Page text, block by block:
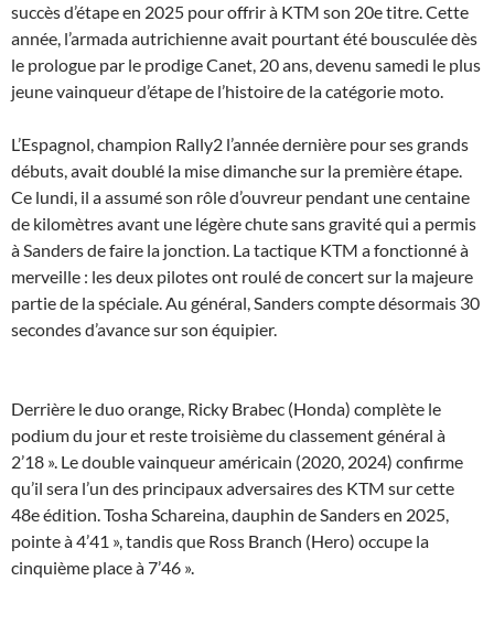
succès d’étape en 2025 pour offrir à KTM son 20e titre. Cette
année, l’armada autrichienne avait pourtant été bousculée dès
le prologue par le prodige Canet, 20 ans, devenu samedi le plus
jeune vainqueur d’étape de l’histoire de la catégorie moto.
L’Espagnol, champion Rally2 l’année dernière pour ses grands
débuts, avait doublé la mise dimanche sur la première étape.
Ce lundi, il a assumé son rôle d’ouvreur pendant une centaine
de kilomètres avant une légère chute sans gravité qui a permis
à Sanders de faire la jonction. La tactique KTM a fonctionné à
merveille : les deux pilotes ont roulé de concert sur la majeure
partie de la spéciale. Au général, Sanders compte désormais 30
secondes d’avance sur son équipier.
Derrière le duo orange, Ricky Brabec (Honda) complète le
podium du jour et reste troisième du classement général à
2’18 ». Le double vainqueur américain (2020, 2024) confirme
qu’il sera l’un des principaux adversaires des KTM sur cette
48e édition. Tosha Schareina, dauphin de Sanders en 2025,
pointe à 4’41 », tandis que Ross Branch (Hero) occupe la
cinquième place à 7’46 ».